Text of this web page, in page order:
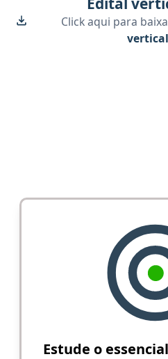
Click aqui para
Estude o